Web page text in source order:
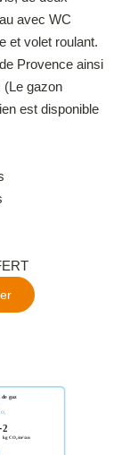
avec WC
et volet roulant.
Provence ainsi
(Le gazon
est disponible